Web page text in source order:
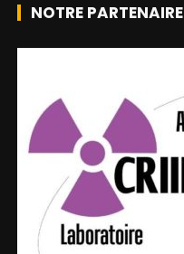
NOTRE PARTENAIRE